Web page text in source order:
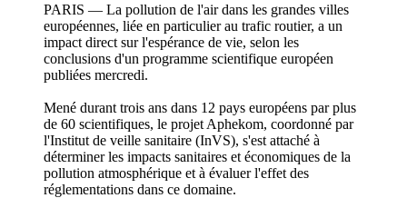
PARIS — La pollution de l'air dans les grandes villes
européennes, liée en particulier au trafic routier, a un
impact direct sur l'espérance de vie, selon les
conclusions d'un programme scientifique européen
publiées mercredi.
Mené durant trois ans dans 12 pays européens par plus
de 60 scientifiques, le projet Aphekom, coordonné par
l'Institut de veille sanitaire (InVS), s'est attaché à
déterminer les impacts sanitaires et économiques de la
pollution atmosphérique et à évaluer l'effet des
réglementations dans ce domaine.